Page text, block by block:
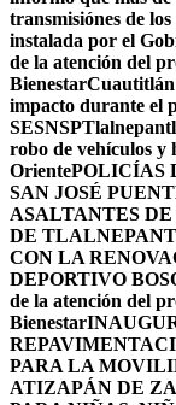
transmisiónes de
instalada por el
de la atención del
BienestarCuautitlán
impacto durante el
SESNSP
robo de vehículos y
OrientePOLICÍAS
SAN JOSÉ
ASALTANTES
DE
CON LA
DEPORTIVO
de la atención del
Bienestar
PARA LA
ATIZAPÁN DE